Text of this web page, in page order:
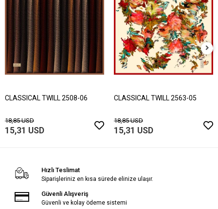
CLASSICAL TWILL 2508-06
18,85 USD
15,31 USD
CLASSICAL TWILL 2563-05
18,85 USD
15,31 USD
Hızlı Teslimat
Siparişleriniz en kısa sürede elinize ulaşır.
Güvenli Alışveriş
Güvenli ve kolay ödeme sistemi